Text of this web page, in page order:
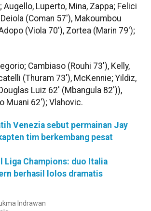
Augello, Luperto, Mina, Zappa; Felici
(Coman 57'), Makoumbou
(Viola 70'), Zortea (Marin 79');
Cambiaso (Rouhi 73'), Kelly,
(Thuram 73'), McKennie; Yildiz,
Luiz 62' (Mbangula 82')),
Muani 62'); Vlahovic.
Venezia sebut permainan Jay
tim berkembang pesat
Liga Champions: duo Italia
berhasil lolos dramatis
Indrawan